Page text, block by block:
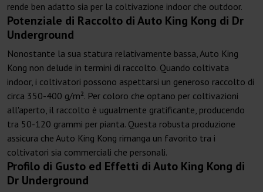
rende ben adatto sia per la coltivazione indoor che outdoor.
Potenziale di Raccolto di Auto King Kong di Dr
Underground
Nonostante la sua statura relativamente bassa, Auto King
Kong non delude in termini di raccolto. Quando coltivata
indoor, i coltivatori possono aspettarsi un generoso raccolto di
circa 350-400 g/m². Per coloro che optano per coltivazioni
all'aperto, il raccolto è ugualmente gratificante, producendo
tra 50-120 grammi per pianta. Questa robusta produzione
assicura che Auto King Kong rimanga un favorito tra i
coltivatori sia commerciali che personali.
Profilo di Gusto ed Effetti di Auto King Kong di
Dr Underground